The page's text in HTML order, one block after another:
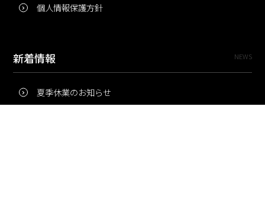
個人情報保護方針
新着情報 NEWS
夏季休業のお知らせ